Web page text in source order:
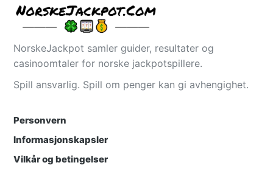
NorskeJackpot samler guider, resultater og
casinoomtaler for norske jackpotspillere.
Spill ansvarlig. Spill om penger kan gi avhengighet.
Personvern
Informasjonskapsler
Vilkår og betingelser